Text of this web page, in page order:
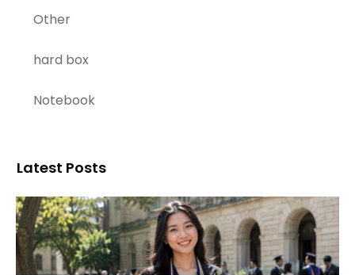
Other
hard box
Notebook
Latest Posts